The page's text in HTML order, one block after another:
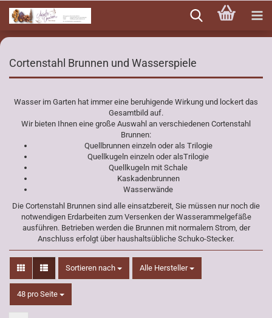
zum
Hauptinhalt
Cortenstahl Brunnen und Wasserspiele
Wasser im Garten hat immer eine beruhigende Wirkung und lockert das
Gesamtbild auf.
Wir bieten Ihnen eine große Auswahl an verschiedenen Cortenstahl
Brunnen:
Quellbrunnen einzeln oder als Trilogie
Quellkugeln einzeln oder alsTrilogie
Quellkugeln mit Schale
Kaskadenbrunnen
Wasserwände
Die Cortenstahl Brunnen sind alle einsatzbereit, Sie müssen nur noch die
notwendigen Erdarbeiten zum Versenken der Wasserammelgefäße
ausführen. Betrieben werden die Brunnen mit normalem Strom, der
Anschluss erfolgt über haushaltsübliche Schuko-Stecker.
Sortieren nach
Sortieren nach Alle Hersteller
48 pro Seite
pro Seite